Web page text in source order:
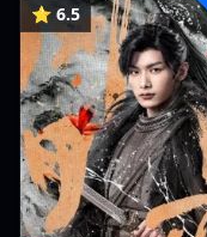
⭐ 6.5